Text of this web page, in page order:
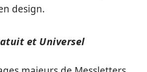
design.
et Universel